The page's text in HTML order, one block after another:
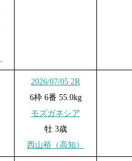
2026/07/05 2R
6枠 6番 55.0kg
モズガネシア
牡 3歳
西山裕（高知）